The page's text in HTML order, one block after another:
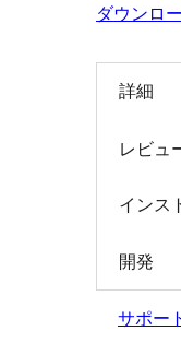
ダウンロ
詳細
レビュ
インス
開発
サポー